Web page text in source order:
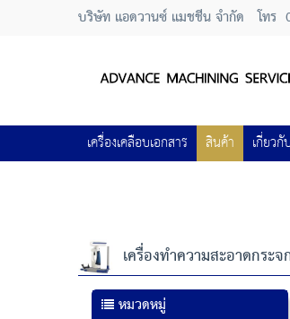
บริษัท แอดวานซ์ แมชชีน จำกัด โทร
เครื่องเคลือบเอกสาร สินค้า เกี่ยวกั
เครื่องทำความสะอาดกระจ
หมวดหมู่